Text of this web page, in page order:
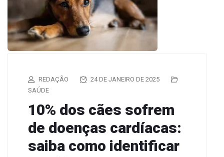
REDAÇÃO
24 DE JANEIRO DE 2025
SAÚDE
10% dos cães sofrem
de doenças cardíacas:
saiba como identificar